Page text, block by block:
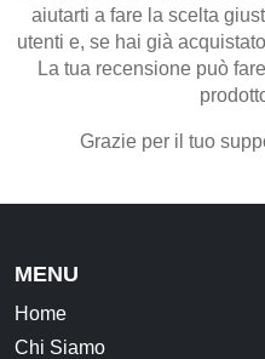
aiutarti a fare la scelta
utenti e, se hai già
La tua recensione può
Grazie per il tuo
MENU
Home
Chi Siamo